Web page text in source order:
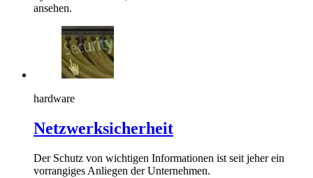
ansehen.
hardware
Netzwerksicherheit
Der Schutz von wichtigen Informationen ist seit jeher ein
vorrangiges Anliegen der Unternehmen.